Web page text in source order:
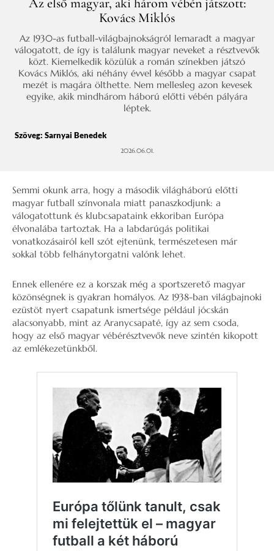
Kovács Miklós
Az 1930-as futball-világbajnokságról lemaradt a magyar
válogatott, de így is találunk magyar neveket a résztvevők
közt. Kiemelkedik közülük a román színekben játszó
Kovács Miklós, aki néhány évvel később a magyar csapat
mezét is magára ölthette. Nem mellesleg azon kevesek
egyike, akik mindhárom háború előtti vébén pályára
léptek.
Szöveg: Sarnyai Benedek
2026.06.01.
Semmi okunk arra, hogy a második világháború előtti
magyar futball színvonala miatt panaszkodjunk: a
válogatottunk és klubcsapataink ekkoriban Európa
élvonalába tartoztak. Ha a labdarúgás politikai
vonatkozásairól kell szót ejtenünk, természetesen már
sokkal több felhánytorgatni valónk lehet.
Ennek ellenére ez a korszak még a sportszerető magyar
közönségnek is gyakran homályos. Az 1938-ban világbajnoki
ezüstöt nyert csapatunk ismertsége például jócskán
alacsonyabb, mint az Aranycsapaté, így az sem csoda,
hogy az első magyar vébérésztvevők neve szintén kikopott
az emlékezetünkből.